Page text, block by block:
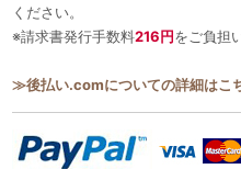
ください。
※請求書発行手数料216円をご負担
≫後払い.comについての詳細はこ